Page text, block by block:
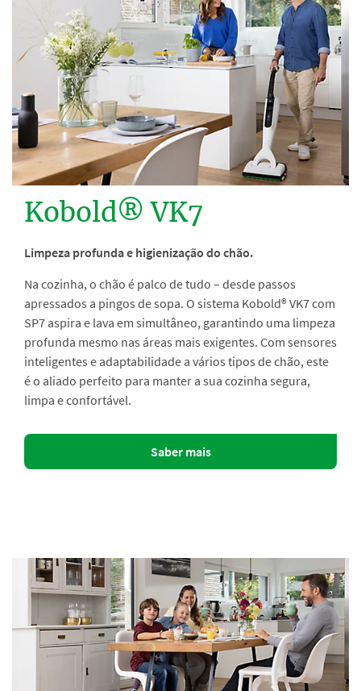
Kobold® VK7
Limpeza profunda e higienização do chão.
Na cozinha, o chão é palco de tudo – desde passos
apressados a pingos de sopa. O sistema Kobold® VK7 com
SP7 aspira e lava em simultâneo, garantindo uma limpeza
profunda mesmo nas áreas mais exigentes. Com sensores
inteligentes e adaptabilidade a vários tipos de chão, este
é o aliado perfeito para manter a sua cozinha segura,
limpa e confortável.
Saber mais